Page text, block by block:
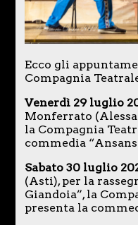
Ecco gli
Compagnia
Venerdì 29 luglio
Monferrato
la Compagnia
commedia
Sabato 30 luglio
(Asti), per la
Giandoia”, la
presenta la